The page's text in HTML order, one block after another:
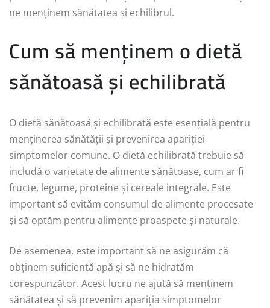
ne menținem sănătatea și echilibrul.
Cum să menținem o dietă
sănătoasă și echilibrată
O dietă sănătoasă și echilibrată este esențială pentru
menținerea sănătății și prevenirea apariției
simptomelor comune. O dietă echilibrată trebuie să
includă o varietate de alimente sănătoase, cum ar fi
fructe, legume, proteine și cereale integrale. Este
important să evităm consumul de alimente procesate
și să optăm pentru alimente proaspete și naturale.
De asemenea, este important să ne asigurăm că
obținem suficientă apă și să ne hidratăm
corespunzător. Acest lucru ne ajută să menținem
sănătatea și să prevenim apariția simptomelor